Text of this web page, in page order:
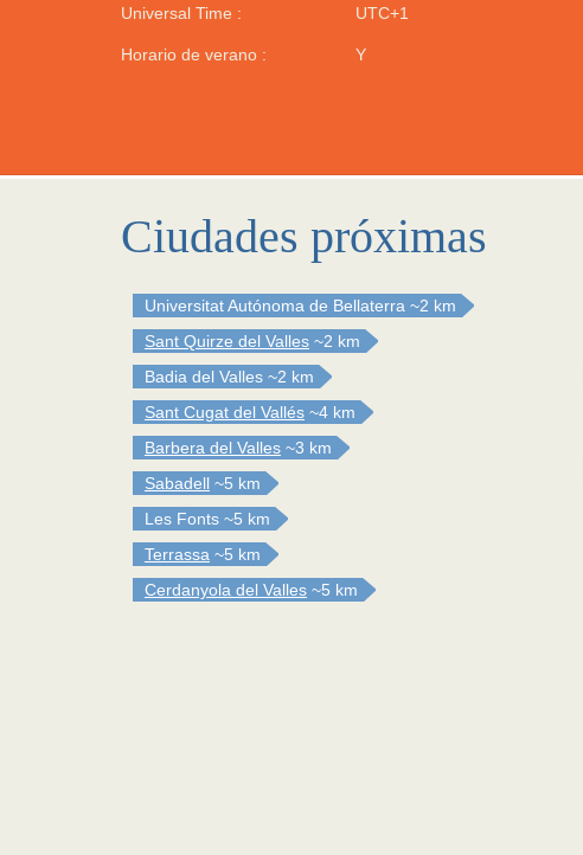
Universal Time : UTC+1
Horario de verano : Y
Ciudades próximas
Universitat Autónoma de Bellaterra ~2 km
Sant Quirze del Valles ~2 km
Badia del Valles ~2 km
Sant Cugat del Vallés ~4 km
Barbera del Valles ~3 km
Sabadell ~5 km
Les Fonts ~5 km
Terrassa ~5 km
Cerdanyola del Valles ~5 km